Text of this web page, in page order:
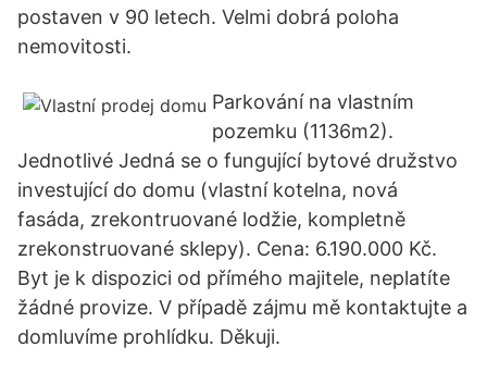
postaven v 90 letech. Velmi dobrá poloha
nemovitosti.
Parkování na vlastním
pozemku (1136m2).
Jednotlivé Jedná se o fungující bytové družstvo
investující do domu (vlastní kotelna, nová
fasáda, zrekontruované lodžie, kompletně
zrekonstruované sklepy). Cena: 6.190.000 Kč.
Byt je k dispozici od přímého majitele, neplatíte
žádné provize. V případě zájmu mě kontaktujte a
domluvíme prohlídku. Děkuji.